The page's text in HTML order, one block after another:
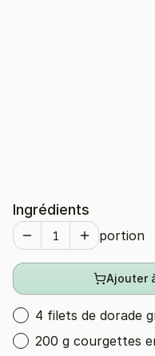
Ingrédients
portion
Ajouter
4 filets de dorade
200 g courgettes